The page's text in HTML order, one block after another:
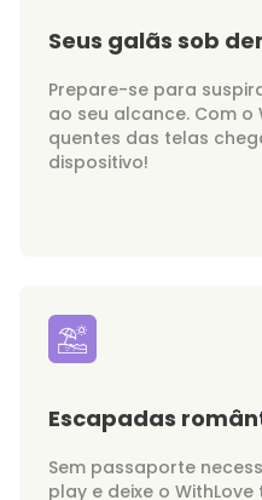
Seus galãs sob
Prepare-se para
ao seu alcance. Com o
quentes das telas
dispositivo!
Escapadas
Sem passaporte
play e deixe o